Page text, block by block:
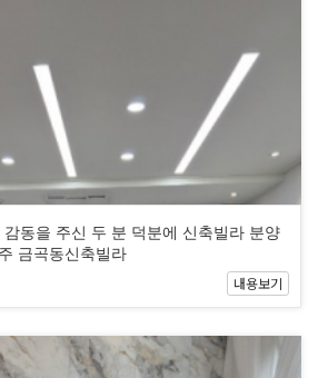
동을 주신 두 분 덕분에 신축빌라 분양
금곡동신축빌라
내용보기